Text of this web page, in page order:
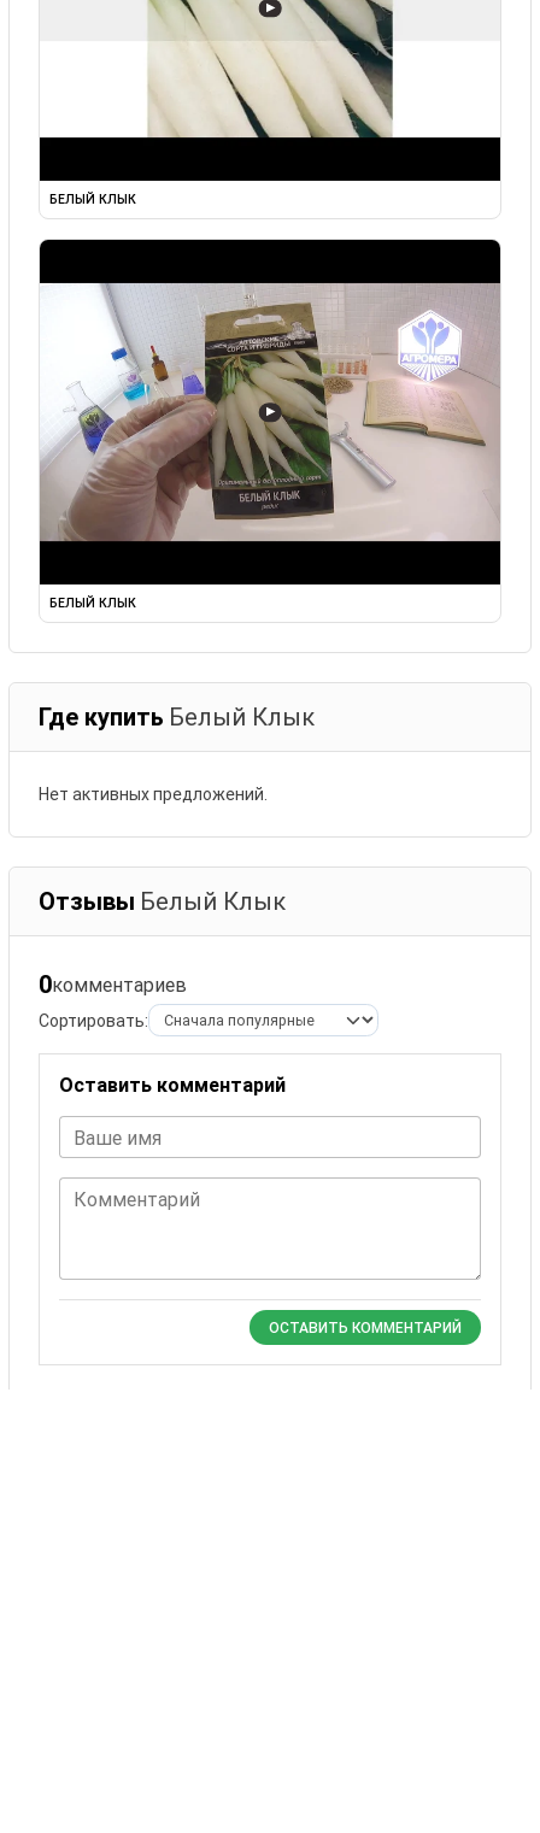
▶
БЕЛЫЙ КЛЫК
▶
БЕЛЫЙ КЛЫК
Где купить Белый Клык
Нет активных предложений.
Отзывы Белый Клык
0комментариев
Сортировать:
Оставить комментарий
Ваше имя
Комментарий
ОСТАВИТЬ КОММЕНТАРИЙ